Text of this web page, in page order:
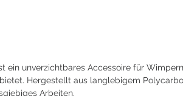
ein unverzichtbares Accessoire für
Hergestellt aus langlebigem
Arbeiten.